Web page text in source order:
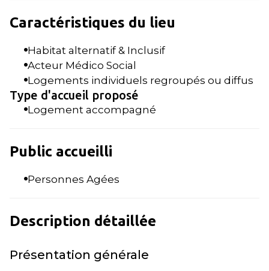
Caractéristiques du lieu
Habitat alternatif & Inclusif
Acteur Médico Social
Logements individuels regroupés ou diffus
Type d'accueil proposé
Logement accompagné
Public accueilli
Personnes Agées
Description détaillée
Présentation générale